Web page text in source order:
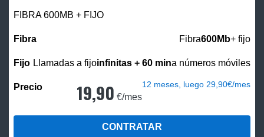
FIBRA 600MB + FIJO
Fibra600Mb+ fijo
Llamadas a fijoinfinitas + 60 mina números móviles
19,90 €/mes
12 meses, luego 29,90€/mes
CONTRATAR